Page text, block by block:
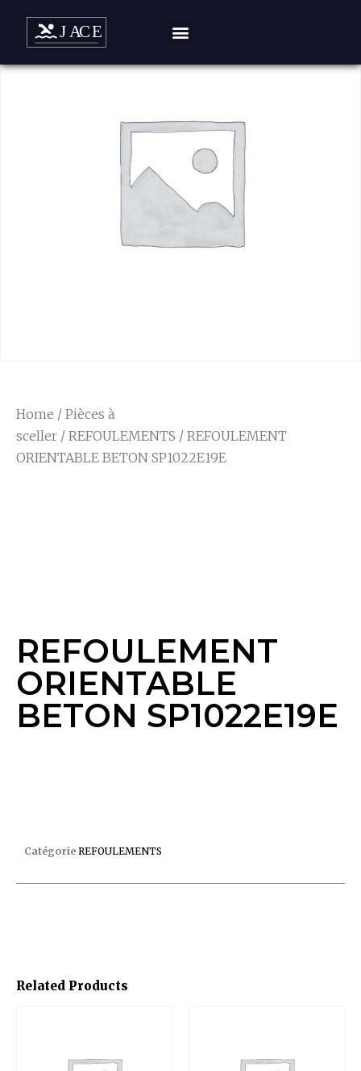
Home / Pièces à
sceller / REFOULEMENTS / REFOULEMENT
ORIENTABLE BETON SP1022E19E
REFOULEMENT
ORIENTABLE
BETON SP1022E19E
Related Products
Catégorie REFOULEMENTS